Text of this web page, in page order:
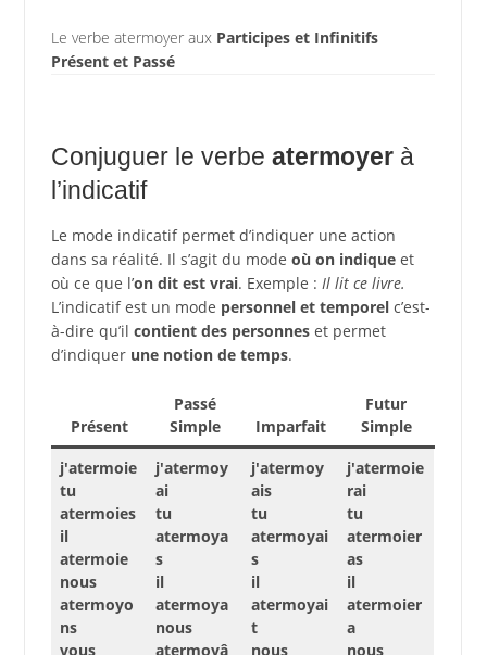
Le verbe atermoyer aux Participes et Infinitifs
Présent et Passé
Conjuguer le verbe atermoyerà
l’indicatif
Le mode indicatif permet d’indiquer une action
dans sa réalité. Il s’agit du mode où on indiqueet
où ce que l’on dit est vrai. Exemple : Il lit ce livre.
L’indicatif est un mode personnel et temporelc’est-
à-dire qu’il contient des personneset permet
d’indiquer une notion de temps.
Présent
Passé
Simple
Imparfait
Futur
Simple
j'atermoie
tu
atermoies
il
atermoie
nous
atermoyo
ns
vous
j'atermoy
ai
tu
atermoya
s
il
atermoya
nous
atermoyâ
j'atermoy
ais
tu
atermoyai
s
il
atermoyai
t
nous
j'atermoie
rai
tu
atermoier
as
il
atermoier
a
nous